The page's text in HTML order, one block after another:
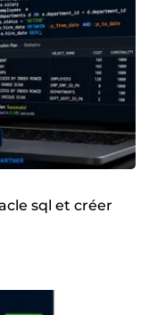
sql et créer